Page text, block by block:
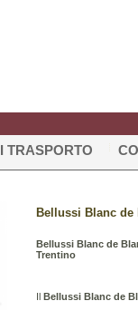
TRASPORTO
Bellussi Blanc de
Bellussi Blanc de
Trentino
Il Bellussi Blanc de